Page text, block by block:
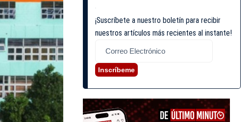
¡Suscríbete a nuestro boletín para recibir
nuestros artículos más recientes al instante!
Inscríbeme